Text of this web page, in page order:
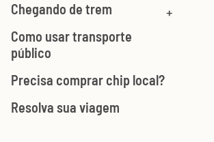
Chegando de trem
Como usar transporte
público
Precisa comprar chip local?
Resolva sua viagem